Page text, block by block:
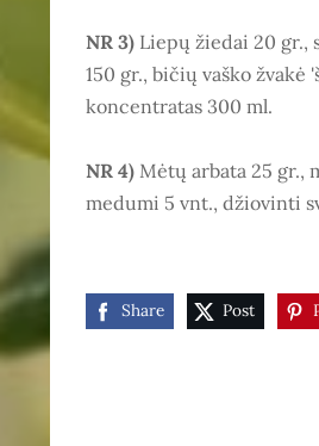
NR 3) Liepų žiedai 20 gr.,
150 gr., bičių vaško
koncentratas 300 ml.
NR 4) Mėtų arbata 25 gr.,
medumi 5 vnt., džiovinti
Share Post